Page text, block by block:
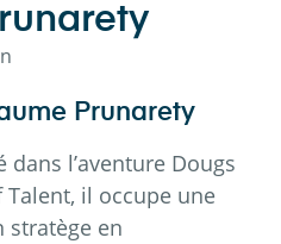
Prunarety
l’aventure Dougs
Talent, il occupe une
en